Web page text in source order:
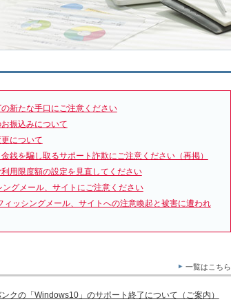
新たな手口にご注意ください
振込みについて
について
銭を騙し取るサポート詐欺にご注意ください（再掲）
用限度額の設定を見直してください
グメール、サイトにご注意ください
ッシングメール、サイトへの注意喚起と被害に遭われ
一覧はこちら
クの「Windows10」のサポート終了について（ご案内）